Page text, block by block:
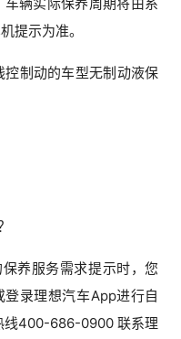
辆实际保养周期将由系
提示为准。
制动的车型无制动液保
养服务需求提示时，您
登录理想汽车App进行自
线400-686-0900 联系理